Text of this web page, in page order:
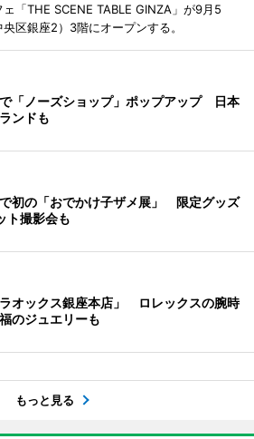
「THE SCENE TABLE GINZA」が9月5
区銀座2）3階にオープンする。
「ノーズショップ」ポップアップ 日本
ンドも
初の「おでかけ子ザメ展」 限定グッズ
ト撮影会も
オックス銀座本店」 ロレックスの腕時
のジュエリーも
もっと見る